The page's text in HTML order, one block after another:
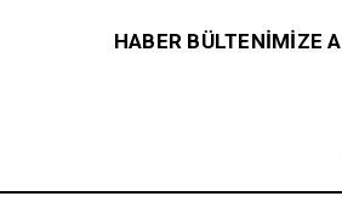
HABER BÜLTENİMİZE